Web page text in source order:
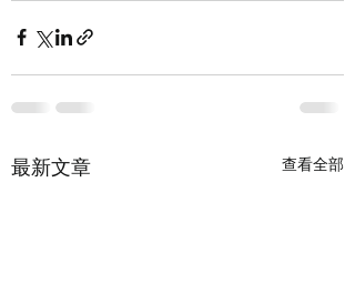
最新文章 查看全部